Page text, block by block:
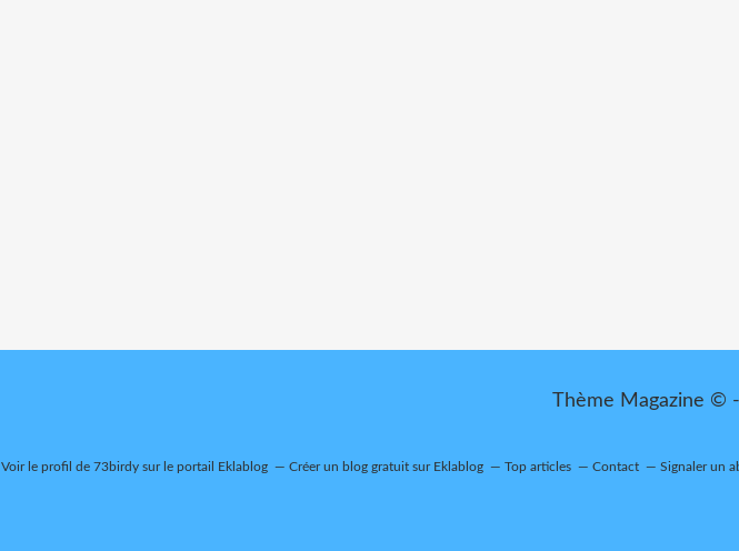
Thème Magazine ©
Voir le profil de 73birdysur le portail Eklablog Créer un blog gratuit sur Eklablog Top articles Contact Signaler un